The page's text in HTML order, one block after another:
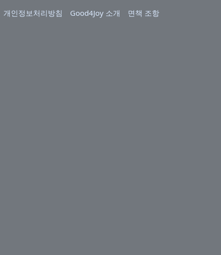
개인정보처리방침
Good4Joy 소개 면책 조항